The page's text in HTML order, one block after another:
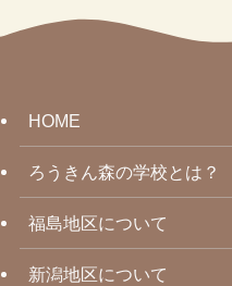
HOME
ろうきん森の学校とは？
福島地区について
新潟地区について